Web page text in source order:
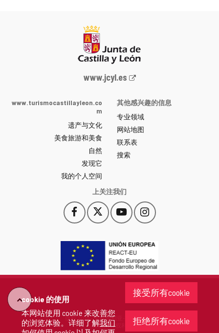
cookie 的使用
本网站使用 cookie 来改善您
的浏览体验。详细了解我们
接受所有cookie
拒绝所有cookie
Junta
y
León
网
站
门
户
-
www.jcyl.es
www.turismocastillayleon.co
m
遗产与文化
美食旅游和美食
自然
发现它
我的个人空间
其他感兴趣的信息
专业领域
网站地图
联系表
搜索
上关注我们
Facebook
此
链
会
打
开
一
口。
此
链
一
口。
YouTube
此
链
会
打
开
一
个
窗
Instagram
此
链
会
开
一
个
新
窗
"回
去"
版权 2026 - 卡斯蒂利亚-莱昂省政府
保留所有权利